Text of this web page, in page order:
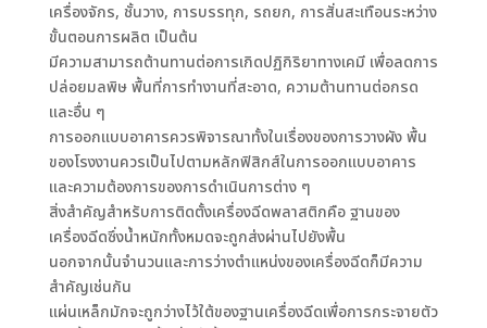
เครื่องจักร, ชั้นวาง, การบรรทุก, รถยก, การสั่นสะเทือนระหว่าง
ขั้นตอนการผลิต เป็นต้น
มีความสามารถต้านทานต่อการเกิดปฏิกิริยาทางเคมี เพื่อลดการ
ปล่อยมลพิษ พื้นที่การทำงานที่สะอาด, ความต้านทานต่อกรด
และอื่น ๆ
การออกแบบอาคารควรพิจารณาทั้งในเรื่องของการวางผัง พื้น
ของโรงงานควรเป็นไปตามหลักฟิสิกส์ในการออกแบบอาคาร
และความต้องการของการดำเนินการต่าง ๆ
สิ่งสำคัญสำหรับการติดตั้งเครื่องฉีดพลาสติกคือ ฐานของ
เครื่องฉีดซึ่งน้ำหนักทั้งหมดจะถูกส่งผ่านไปยังพื้น
นอกจากนั้นจำนวนและการว่างตำแหน่งของเครื่องฉีดก็มีความ
สำคัญเช่นกัน
แผ่นเหล็กมักจะถูกว่างไว้ใต้ของฐานเครื่องฉีดเพื่อการกระจายตัว